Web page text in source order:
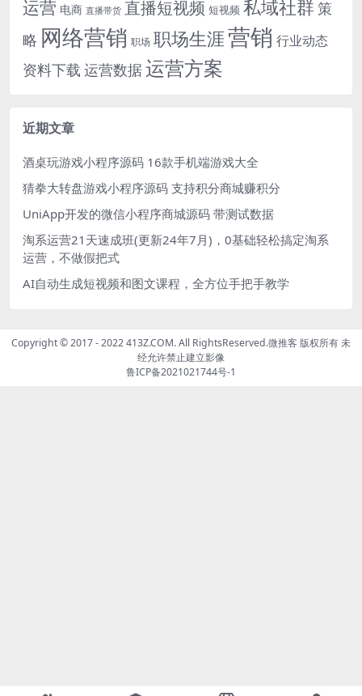
运营 电商 直播带货 直播短视频 短视频 私域社群 策
略 网络营销 职场 职场生涯营销 行业动态
资料下载 运营数据运营方案
近期文章
酒桌玩游戏小程序源码 16款手机端游戏大全
猜拳大转盘游戏小程序源码 支持积分商城赚积分
UniApp开发的微信小程序商城源码 带测试数据
淘系运营21天速成班(更新24年7月)，0基础轻松搞定淘系
运营，不做假把式
AI自动生成短视频和图文课程，全方位手把手教学
Copyright © 2017 - 2022 413Z.COM. All RightsReserved.微推客 版权所有 未
经允许禁止建立影像
鲁ICP备2021021744号-1